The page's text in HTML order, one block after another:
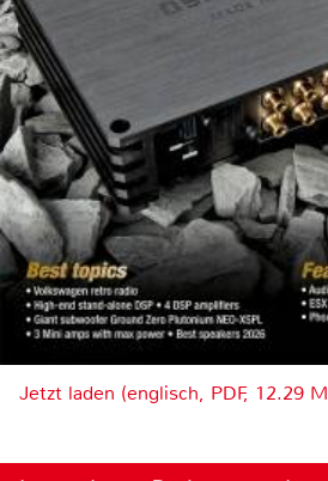
Jetzt laden (englisch, PDF, 12.29